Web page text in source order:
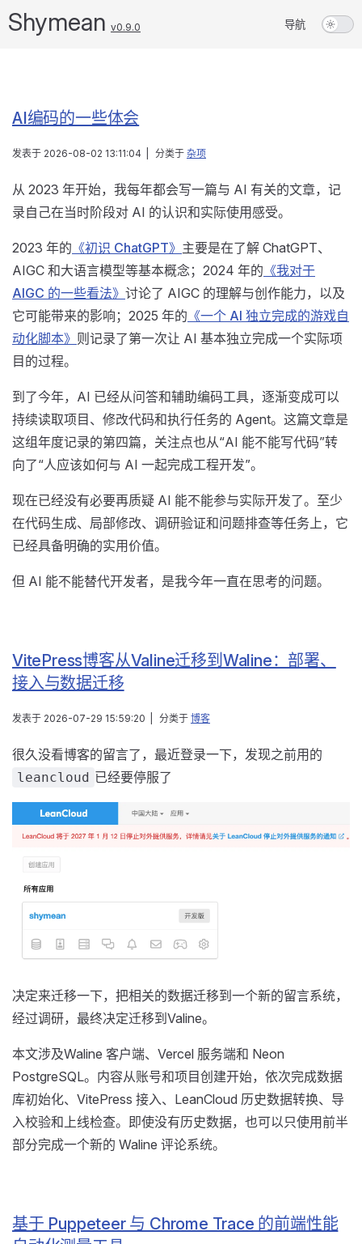
Shymean v0.9.0 导航
AI编码的一些体会
发表于 2026-08-02 13:11:04 分类于 杂项
从 2023 年开始，我每年都会写一篇与 AI 有关的文章，记
录自己在当时阶段对 AI 的认识和实际使用感受。
2023 年的 《初识 ChatGPT》 主要是在了解 ChatGPT、
AIGC 和大语言模型等基本概念；2024 年的 《我对于
AIGC 的一些看法》 讨论了 AIGC 的理解与创作能力，以及
它可能带来的影响；2025 年的 《一个 AI 独立完成的游戏自
动化脚本》 则记录了第一次让 AI 基本独立完成一个实际项
目的过程。
到了今年，AI 已经从问答和辅助编码工具，逐渐变成可以
持续读取项目、修改代码和执行任务的 Agent。这篇文章是
这组年度记录的第四篇，关注点也从“AI 能不能写代码”转
向了“人应该如何与 AI 一起完成工程开发”。
现在已经没有必要再质疑 AI 能不能参与实际开发了。至少
在代码生成、局部修改、调研验证和问题排查等任务上，它
已经具备明确的实用价值。
但 AI 能不能替代开发者，是我今年一直在思考的问题。
VitePress博客从Valine迁移到Waline：部署、
接入与数据迁移
发表于 2026-07-29 15:59:20 分类于 博客
很久没看博客的留言了，最近登录一下，发现之前用的
leancloud 已经要停服了
决定来迁移一下，把相关的数据迁移到一个新的留言系统，
经过调研，最终决定迁移到Valine。
本文涉及Waline 客户端、Vercel 服务端和 Neon
PostgreSQL。内容从账号和项目创建开始，依次完成数据
库初始化、VitePress 接入、LeanCloud 历史数据转换、导
入校验和上线检查。即使没有历史数据，也可以只使用前半
部分完成一个新的 Waline 评论系统。
基于 Puppeteer 与 Chrome Trace 的前端性能